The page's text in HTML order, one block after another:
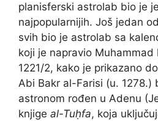
planisferski astrolab bio je
najpopularnijih. Još jedan
svih bio je astrolab sa
koji je napravio Muhammad
1221/2, kako je prikazano
Abi Bakr al-Farisi (u. 1278.)
astronom rođen u Adenu
knjige al-Tuḥfa, koja